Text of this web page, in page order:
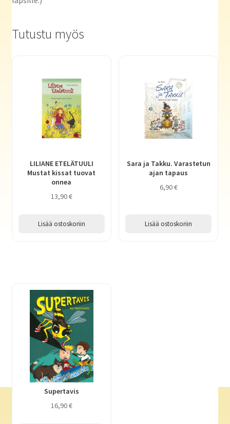
Tutustu myös
LILIANE ETELÄTUULI
Mustat kissat tuovat
onnea
13,90€
Lisää ostoskoriin
Sara ja Takku. Varastetun
ajan tapaus
6,90€
Lisää ostoskoriin
Supertavis
16,90€